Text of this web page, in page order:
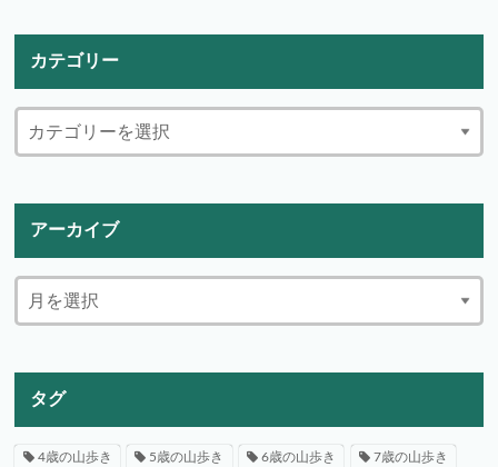
カテゴリー
アーカイブ
タグ
4歳の山歩き 5歳の山歩き 6歳の山歩き 7歳の山歩き